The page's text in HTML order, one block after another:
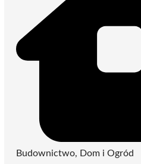
Budownictwo, Dom i Ogród